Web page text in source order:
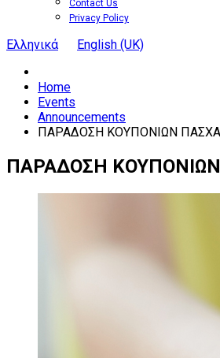
Contact Us
Privacy Policy
Ελληνικά English (UK)
Home
Events
Announcements
ΠΑΡΑΔΟΣΗ ΚΟΥΠΟΝΙΩΝ
ΠΑΡΑΔΟΣΗ ΚΟΥΠΟΝΙΩΝ